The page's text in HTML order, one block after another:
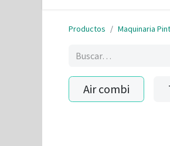
Productos Maquinaria
Air combi